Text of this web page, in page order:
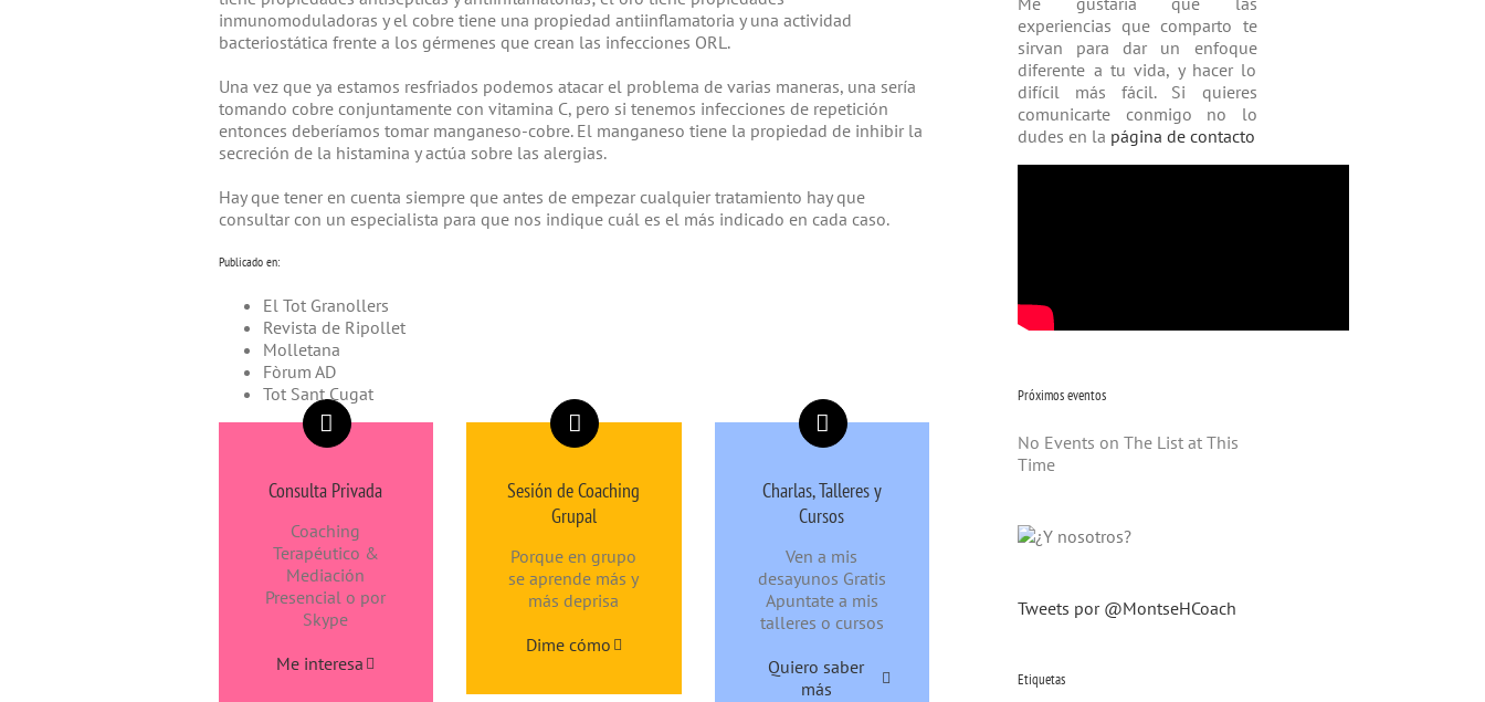
inmunomoduladoras y el cobre tiene una propiedad antiinflamatoria y una actividad
bacteriostática frente a los gérmenes que crean las infecciones ORL.
Una vez que ya estamos resfriados podemos atacar el problema de varias maneras, una sería
tomando cobre conjuntamente con vitamina C, pero si tenemos infecciones de repetición
entonces deberíamos tomar manganeso-cobre. El manganeso tiene la propiedad de inhibir la
secreción de la histamina y actúa sobre las alergias.
Hay que tener en cuenta siempre que antes de empezar cualquier tratamiento hay que
consultar con un especialista para que nos indique cuál es el más indicado en cada caso.
Publicado en:
El Tot Granollers
Revista de Ripollet
Molletana
Fòrum AD
Tot Sant Cugat
Consulta Privada
Coaching
Terapéutico &
Mediación
Presencial o por
Skype
Me interesa
Sesión de Coaching
Grupal
Porque en grupo
se aprende más y
más deprisa
Dime cómo
Charlas, Talleres y
Cursos
Ven a mis
desayunos Gratis
Apuntate a mis
talleres o cursos
Quiero saber
más
experiencias que comparto te
sirvan para dar un enfoque
diferente a tu vida, y hacer lo
difícil más fácil. Si quieres
comunicarte conmigo no lo
dudes en la página de contacto
Próximos eventos
No Events on The List at This
Time
Tweets por @MontseHCoach
Etiquetas